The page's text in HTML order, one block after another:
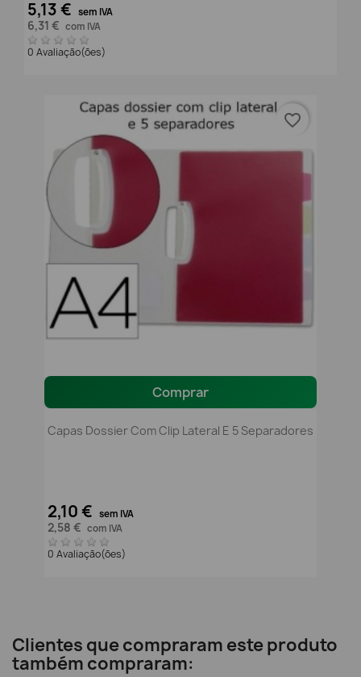
5,13 € sem IVA
6,31 € com IVA
0 Avaliação(ões)
Comprar
Capas Dossier Com Clip Lateral E 5 Separadores
2,10 € sem IVA
2,58 € com IVA
0 Avaliação(ões)
favorite_border
Clientes que compraram este produto
também compraram: